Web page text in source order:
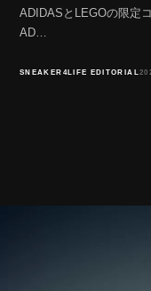
ADIDASとLEGOの限定
AD…
SNEAKER4LIFE EDITORIAL